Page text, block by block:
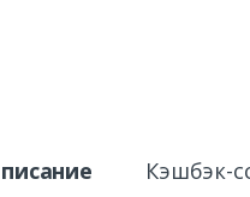
Кэшбэк-